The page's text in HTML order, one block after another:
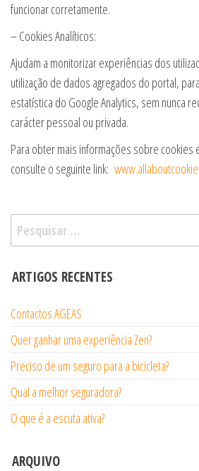
funcionar corretamente.
– Cookies Analíticos:
Ajudam a monitorizar experiências dos
utilização de dados agregados do portal,
estatística do Google Analytics, sem nunca
carácter pessoal ou privada.
Para obter mais informações sobre cookies
consulte o seguinte link:
Pesquisar
por:
ARTIGOS RECENTES
Contactos AGEAS
Quer ganhar uma experiência Zen?
Preciso de um seguro para a bicicleta?
Qual a melhor seguradora?
O que é a escuta ativa?
ARQUIVO